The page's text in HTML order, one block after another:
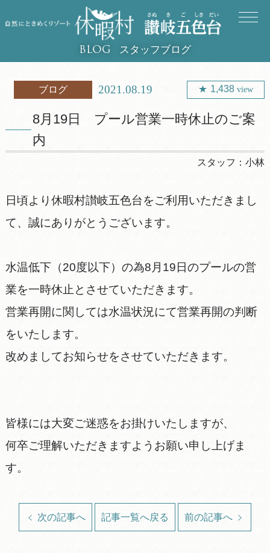
BLOG スタッフブログ
ブログ 2021.08.19 1,438view
8月19日 プール営業一時休止のご案
内
スタッフ：小林
日頃より休暇村讃岐五色台をご利用いただきまし
て、誠にありがとうございます。
水温低下（20度以下）の為8月19日のプールの営
業を一時休止とさせていただきます。
営業再開に関しては水温状況にて営業再開の判断
をいたします。
改めましてお知らせをさせていただきます。
皆様には大変ご迷惑をお掛けいたしますが、
何卒ご理解いただきますようお願い申し上げま
す。
次の記事へ 記事一覧へ戻る 前の記事へ